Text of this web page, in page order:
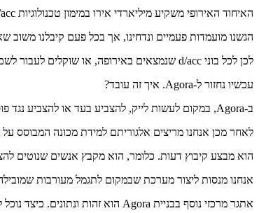
האיחוד האירופי משקיע מיליארדי אירו במימון טכנולוגיות d/acc: טכנולוגיות מבוזרות, דמוקרטיות והגנתיות.
הגשנו מועמדות פעמיים ונדחינו, אך בכל פעם קיבלנו
לכן לכל בוני d/acc שנמצאים באירופה, או שוקלים לעבור לשם, בהחלט כדאי לבדוק את זה.
עכשיו נחזור ל-Agora. איך זה עובד?
ב-Agora, במקום לעשות לייק, להצביע בעד או להצביע נגד פוסטים של אחרים, משתמשים יכולים להצביע
לאחר מכן אנחנו מריצים אלגוריתם למידת מכונה המבוסס על
הוא מבצע קיבוץ דעות. כלומר, הוא מקבץ אנשים שנוטים
אנחנו מנסות ליצור מערכת שבמקום לתגמל מעורבות
אתגר מרכזי נוסף בבניית Agora הוא זהות ונתונים. כיצד נוכל לספק פרטיות, עמידות לצנזורה וסוכנות משתמשים? באיזה פרוטוקול להשתמש: Farcaster, AT Protocol או ActivityPub?